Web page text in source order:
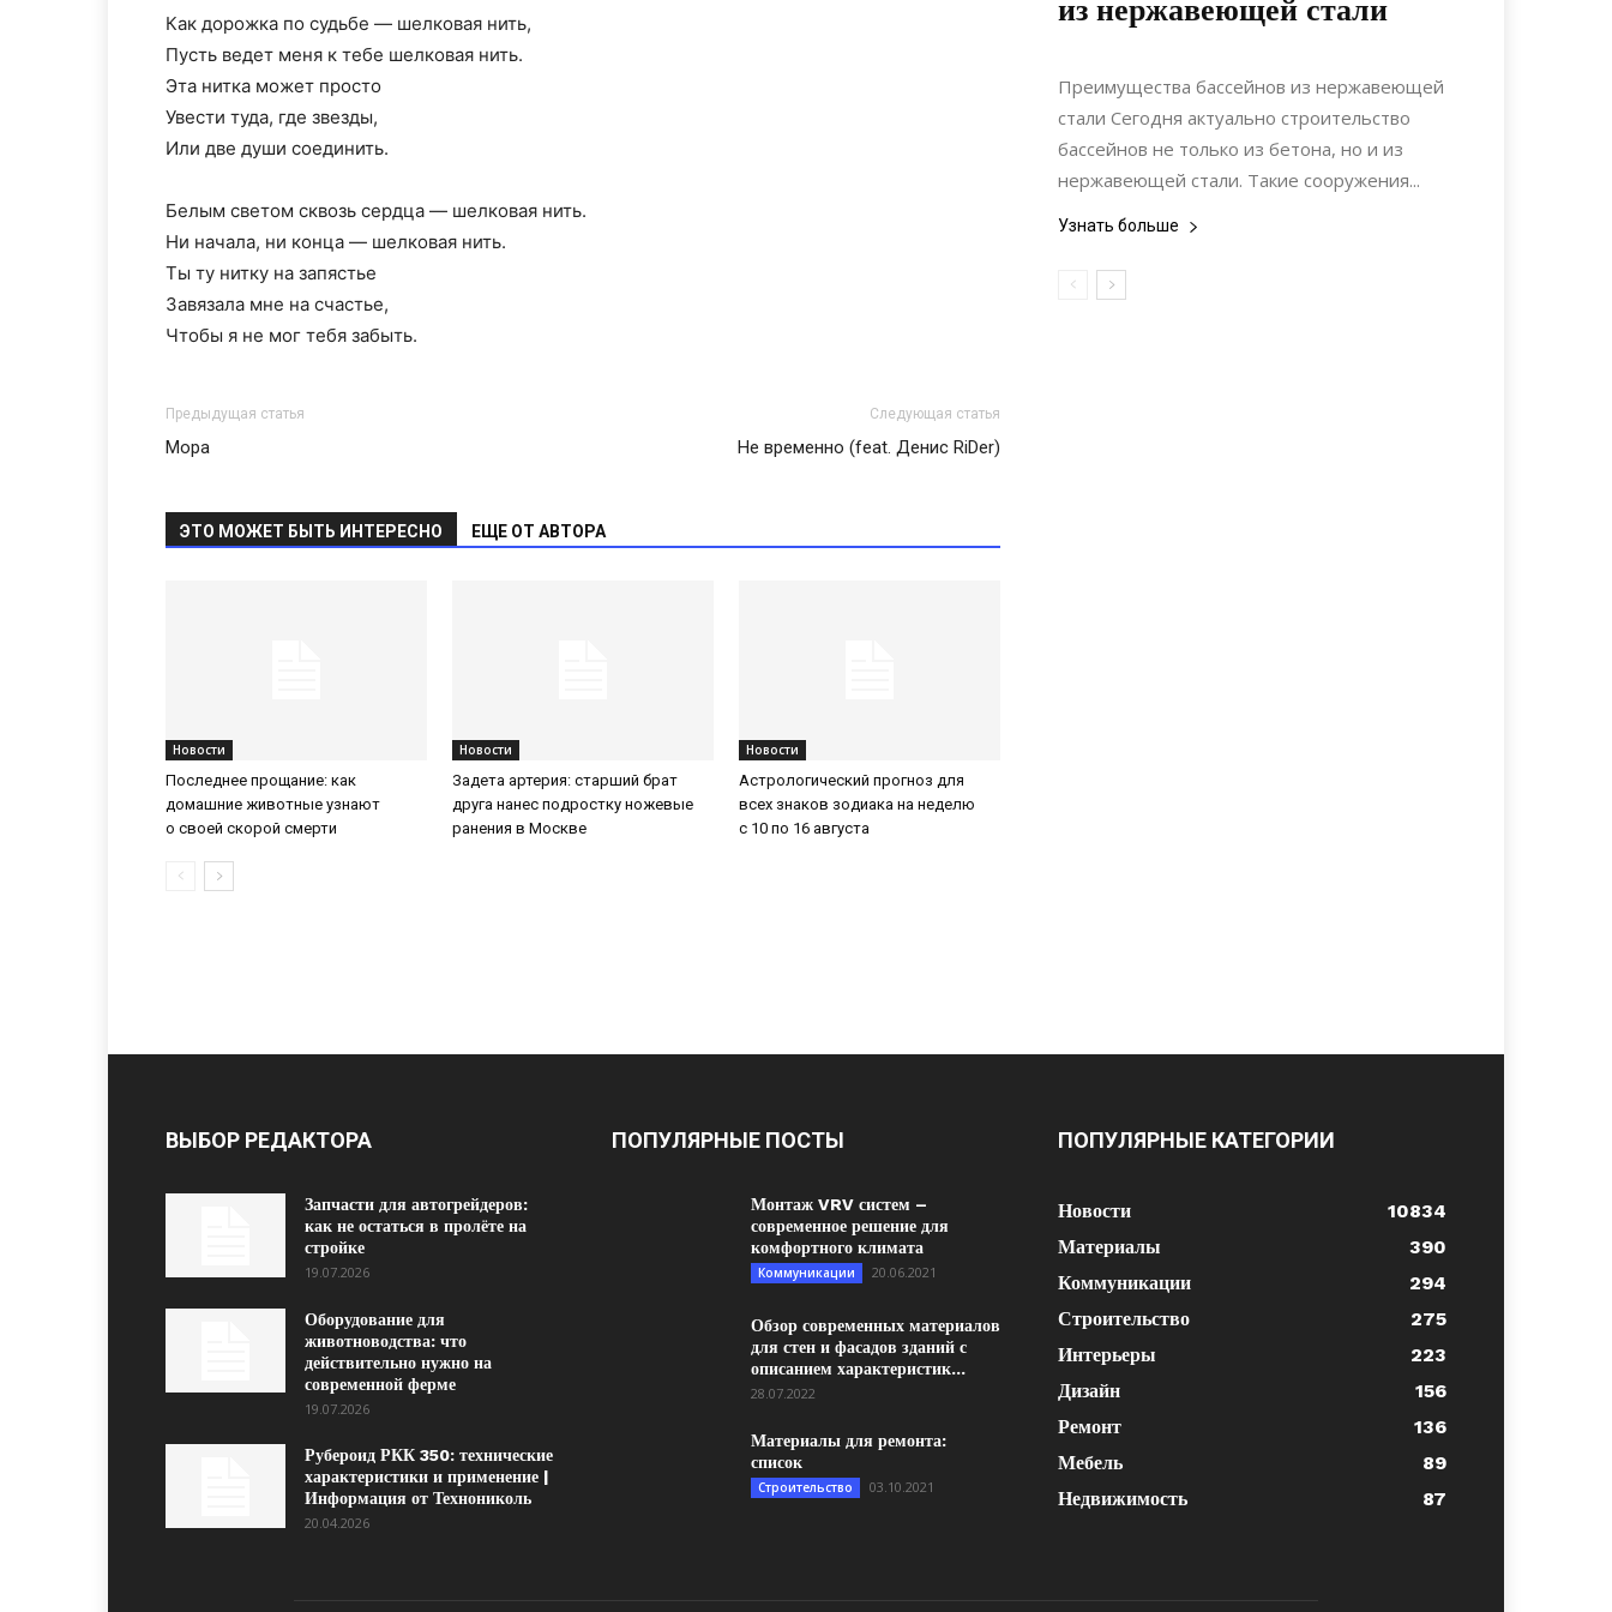
Как дорожка по судьбе — шелковая нить,
Пусть ведет меня к тебе шелковая нить.
Эта нитка может просто
Увести туда, где звезды,
Или две души соединить.
Белым светом сквозь сердца — шелковая нить.
Ни начала, ни конца — шелковая нить.
Ты ту нитку на запястье
Завязала мне на счастье,
Чтобы я не мог тебя забыть.
Предыдущая статья
Мора
Следующая статья
Не временно (feat. Денис RiDer)
ЭТО МОЖЕТ БЫТЬ ИНТЕРЕСНО ЕЩЕ ОТ АВТОРА
Новости
Последнее прощание: как
домашние животные узнают
о своей скорой смерти
Новости
Задета артерия: старший брат
друга нанес подростку ножевые
ранения в Москве
Новости
Астрологический прогноз для
всех знаков зодиака на неделю
с 10 по 16 августа
из нержавеющей стали
11.03.2021
Преимущества бассейнов из нержавеющей
стали Сегодня актуально строительство
бассейнов не только из бетона, но и из
нержавеющей стали. Такие сооружения...
Узнать больше
ВЫБОР РЕДАКТОРА
Запчасти для автогрейдеров:
как не остаться в пролёте на
стройке
19.07.2026
Оборудование для
животноводства: что
действительно нужно на
современной ферме
19.07.2026
Рубероид РКК 350: технические
характеристики и применение |
Информация от Технониколь
20.04.2026
ПОПУЛЯРНЫЕ ПОСТЫ
Монтаж VRV систем –
современное решение для
комфортного климата
Коммуникации 20.06.2021
Обзор современных материалов
для стен и фасадов зданий с
описанием характеристик...
28.07.2022
Материалы для ремонта:
список
Строительство 03.10.2021
ПОПУЛЯРНЫЕ КАТЕГОРИИ
Новости
10834
Материалы
390
Коммуникации
294
Строительство
275
Интерьеры
223
Дизайн
156
Ремонт
136
Мебель
89
Недвижимость
87